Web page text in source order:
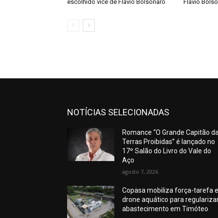
escolhido vice de Flávio Bolsonaro Flávio
NOTÍCIAS SELECIONADAS
Romance “O Grande Capitão
Terras Proibidas” é lançado no
17º Salão do Livro do Vale do
Aço
agosto 7, 2026
Copasa mobiliza força-tarefa
drone aquático para
abastecimento em Timóteo